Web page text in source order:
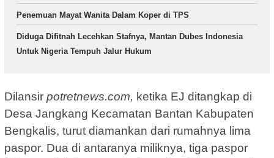
Penemuan Mayat Wanita Dalam Koper di TPS
Diduga Difitnah Lecehkan Stafnya, Mantan Dubes Indonesia
Untuk Nigeria Tempuh Jalur Hukum
Dilansir potretnews.com, ketika EJ ditangkap di
Desa Jangkang Kecamatan Bantan Kabupaten
Bengkalis, turut diamankan dari rumahnya lima
paspor. Dua di antaranya miliknya, tiga paspor